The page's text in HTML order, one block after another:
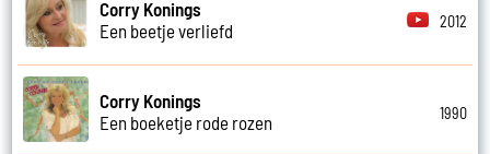
Corry Konings
Een beetje verliefd
2012
Corry Konings
Een boeketje rode rozen
1990